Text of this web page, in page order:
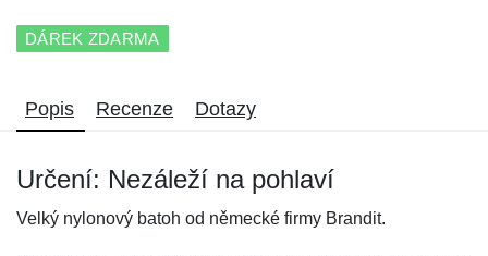
DÁREK ZDARMA
Popis Recenze Dotazy
Určení: Nezáleží na pohlaví
Velký nylonový batoh od německé firmy Brandit.